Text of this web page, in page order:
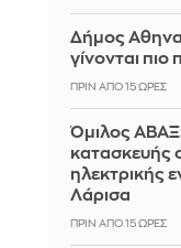
Δήμος
γίνονται πιο
ΠΡΙΝ ΑΠΌ 15 ΏΡΕΣ
Όμιλος
κατασκευής
ηλεκτρικής
Λάρισα
ΠΡΙΝ ΑΠΌ 15 ΏΡΕΣ